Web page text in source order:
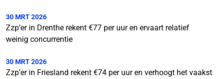
30 MRT 2026
Zzp’er in Drenthe rekent €77 per uur en ervaart relatief
weinig concurrentie
30 MRT 2026
Zzp’er in Friesland rekent €74 per uur en verhoogt het vaakst